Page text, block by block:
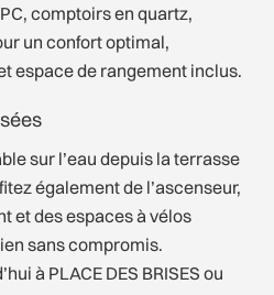
comptoirs en quartz,
un confort optimal,
espace de rangement inclus.
sur l’eau depuis la terrasse
également de l’ascenseur,
et des espaces à vélos
sans compromis.
à PLACE DES BRISES ou